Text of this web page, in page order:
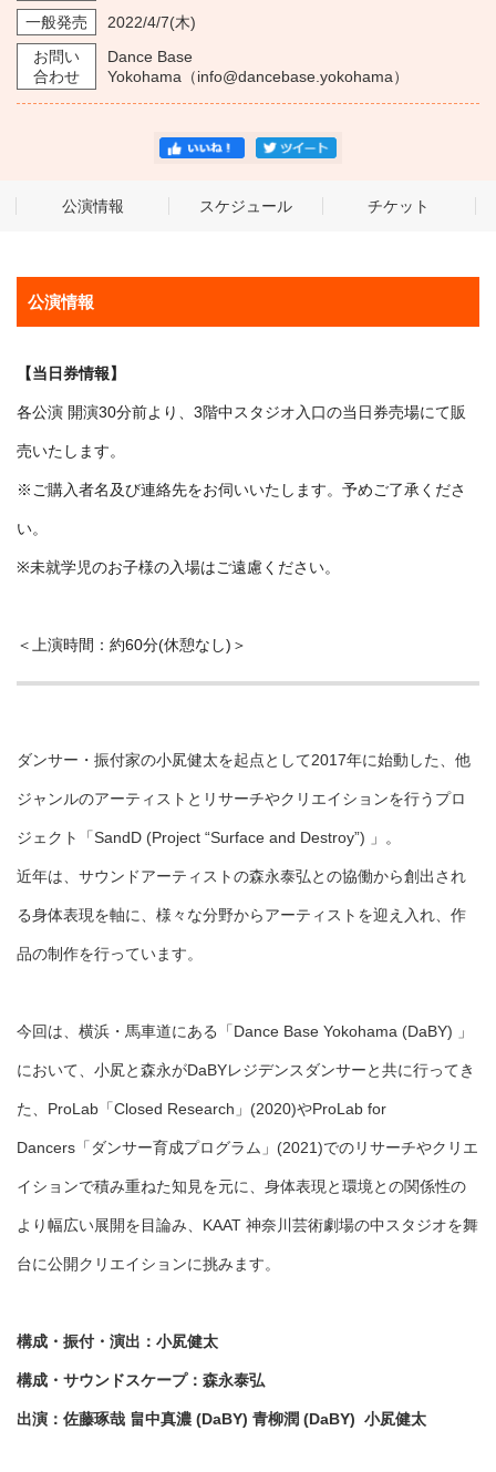
一般発売 2022/4/7(木)
お問い
合わせ
Dance Base
Yokohama（info@dancebase.yokohama）
公演情報 スケジュール チケット
公演情報
【当日券情報】
各公演 開演30分前より、3階中スタジオ入口の当日券売場にて販
売いたします。
※ご購入者名及び連絡先をお伺いいたします。予めご了承くださ
い。
※未就学児のお子様の入場はご遠慮ください。
＜上演時間：約60分(休憩なし)＞
ダンサー・振付家の小㞍健太を起点として2017年に始動した、他
ジャンルのアーティストとリサーチやクリエイションを行うプロ
ジェクト「SandD (Project “Surface and Destroy”) 」。
近年は、サウンドアーティストの森永泰弘との協働から創出され
る身体表現を軸に、様々な分野からアーティストを迎え入れ、作
品の制作を行っています。
今回は、横浜・馬車道にある「Dance Base Yokohama (DaBY) 」
において、小㞍と森永がDaBYレジデンスダンサーと共に行ってき
た、 ProLab「Closed Research」(2020)やProLab for
Dancers 「ダンサー育成プログラム」(2021)でのリサーチやクリエ
イションで積み重ねた知見を元に、身体表現と環境との関係性の
より幅広い展開を目論み、KAAT 神奈川芸術劇場の中スタジオを舞
台に公開クリエイションに挑みます。
構成・振付・演出：小㞍健太
構成・サウンドスケープ：森永泰弘
出演：佐藤琢哉 畠中真濃 (DaBY) 青柳潤 (DaBY) 小㞍健太